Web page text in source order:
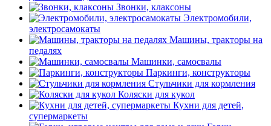
Звонки, клаксоны
Электромобили,
электросамокаты
Машины, тракторы на
педалях
Машинки, самосвалы
Паркинги, конструкторы
Стульчики для кормления
Коляски для кукол
Кухни для детей,
супермаркеты